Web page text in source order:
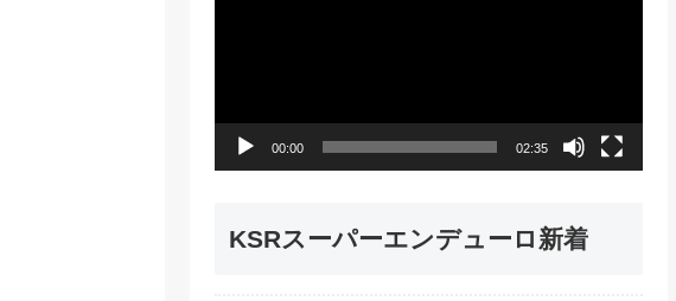
ー
00:00 02:35
KSRスーパーエンデューロ新着